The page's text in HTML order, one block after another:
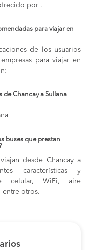
por .
para viajar en
de los usuarios
para viajar en
de Chancay a Sullana
buses que prestan
desde Chancay a
características y
celular, WiFi, aire
entre otros.